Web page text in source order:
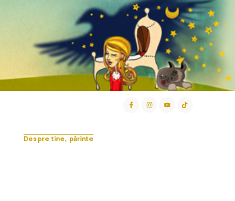
Despre tine, părinte